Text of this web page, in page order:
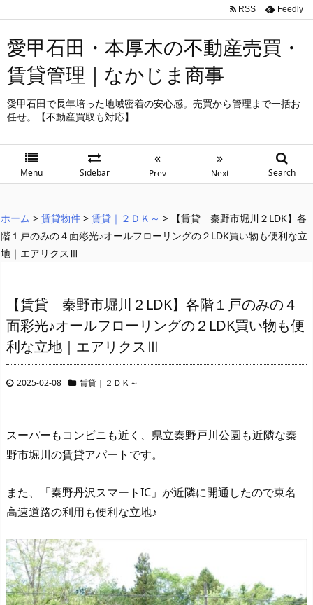
愛甲石田・本厚木の不動産売買・
賃貸管理｜なかじま商事
愛甲石田で長年培った地域密着の安心感。売買から管理まで一括お
任せ。【不動産買取も対応】
Menu Sidebar
«
Prev
»
Next Search
RSS Feedly
ホーム > 賃貸物件 > 賃貸｜２ＤＫ～ >
【賃貸 秦野市堀川２LDK】各
階１戸のみの４面彩光♪オールフローリングの２LDK買い物も便利な立
地｜エアリクスⅢ
【賃貸 秦野市堀川２LDK】各階１戸のみの４
面彩光♪オールフローリングの２LDK買い物も便
利な立地｜エアリクスⅢ
2025-02-08 賃貸｜２ＤＫ～
スーパーもコンビニも近く、県立秦野戸川公園も近隣な秦
野市堀川の賃貸アパートです。
また、「秦野丹沢スマートIC」が近隣に開通したので東名
高速道路の利用も便利な立地♪